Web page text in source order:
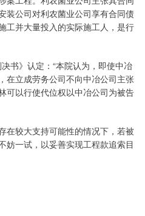
装公司对利农菌业公司享有合同债
工并大量投入的实际施工人，是行
书》认定：“本院认为，即使中冶
在立成劳务公司不向中冶公司主张
可以行使代位权以中冶公司为被告
在较大支持可能性的情况下，若被
妨一试，以妥善实现工程款追索目